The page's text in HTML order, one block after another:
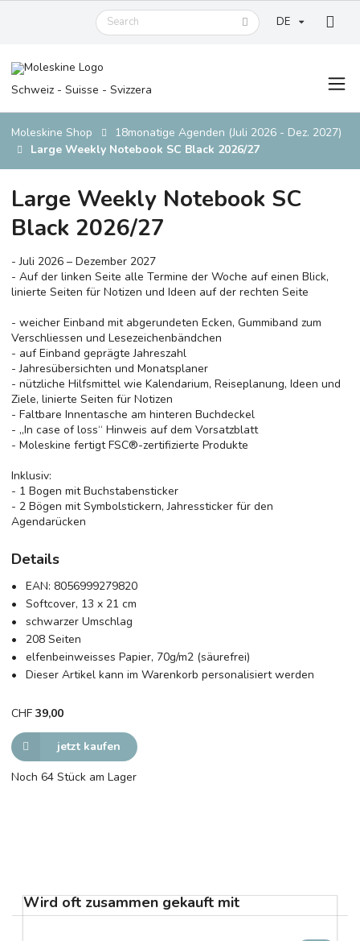
DE
Schweiz - Suisse - Svizzera
Moleskine Shop
18monatige Agenden (Juli 2026 - Dez. 2027)
Large Weekly Notebook SC Black 2026/27
Large Weekly Notebook SC
Black 2026/27
- Juli 2026 – Dezember 2027
- Auf der linken Seite alle Termine der Woche auf einen Blick,
linierte Seiten für Notizen und Ideen auf der rechten Seite
- weicher Einband mit abgerundeten Ecken, Gummiband zum
Verschliessen und Lesezeichenbändchen
- auf Einband geprägte Jahreszahl
- Jahresübersichten und Monatsplaner
- nützliche Hilfsmittel wie Kalendarium, Reiseplanung, Ideen und
Ziele, linierte Seiten für Notizen
- Faltbare Innentasche am hinteren Buchdeckel
- ,,In case of loss‘‘ Hinweis auf dem Vorsatzblatt
- Moleskine fertigt FSC®-zertifizierte Produkte
Inklusiv:
- 1 Bogen mit Buchstabensticker
- 2 Bögen mit Symbolstickern, Jahressticker für den
Agendarücken
Details
EAN: 8056999279820
Softcover, 13 x 21 cm
schwarzer Umschlag
208 Seiten
elfenbeinweisses Papier, 70g/m2 (säurefrei)
Dieser Artikel kann im Warenkorb personalisiert werden
CHF 39,00
jetzt kaufen
Noch 64 Stück am Lager
Wird oft zusammen gekauft mit